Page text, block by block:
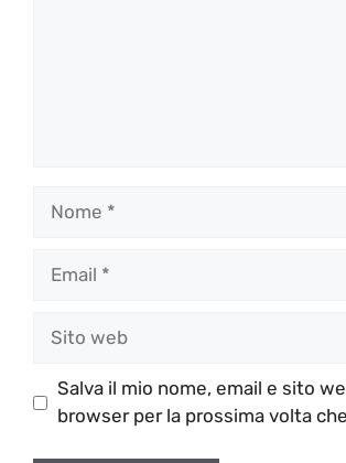
Salva il mio nome, email e sito
browser per la prossima volta